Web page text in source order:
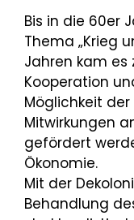
Bis in die 60er
Thema „Krieg
Jahren kam es
Kooperation
Möglichkeit
Mitwirkungen
gefördert
Ökonomie.
Mit der
Behandlung